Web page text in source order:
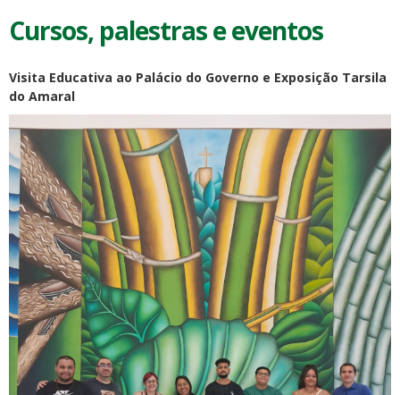
Cursos, palestras e eventos
Visita Educativa ao Palácio do Governo e Exposição Tarsila
do Amaral